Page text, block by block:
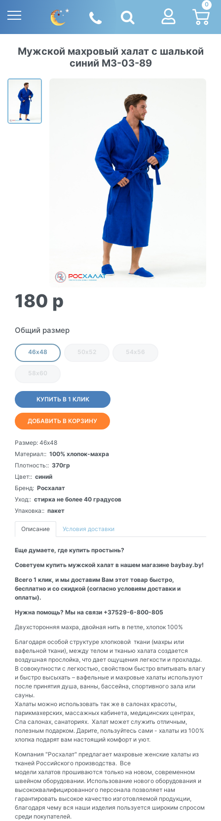
0
Мужской махровый халат с шалькой
синий М3-03-89
180 p
Общий размер
46х48 50х52 54х56
58х60
КУПИТЬ В 1 КЛИК
ДОБАВИТЬ В КОРЗИНУ
Размер: 46х48
Материал:: 100% хлопок-махра
Плотность:: 370гр
Цвет:: синий
Бренд: Росхалат
Уход:: стирка не более 40 градусов
Упаковка:: пакет
Описание Условия доставки
Еще думаете, где купить простынь?
Советуем купить мужской халат в нашем магазине baybay.by!
Всего 1 клик, и мы доставим Вам этот товар быстро,
бесплатно и со скидкой (согласно условиям доставки и
оплаты).
Нужна помощь? Мы на связи +37529-6-800-805
Двухсторонняя махра, двойная нить в петле, хлопок 100%
Благодаря особой структуре хлопковой ткани (махры или
вафельной ткани), между телом и тканью халата создается
воздушная прослойка, что дает ощущения легкости и прохлады.
В совокупности с легкостью, свойством быстро впитывать влагу
и быстро высыхать – вафельные и махровые халаты используют
после принятия душа, ванны, бассейна, спортивного зала или
сауны.
Халаты можно использовать так же в салонах красоты,
парикмахерских, массажных кабинета, медицинских центрах,
Спа салонах, санаториях. Халат может служить отличным,
полезным подарком. Дарите, пользуйтесь сами - халаты из 100%
хлопка подарят вам настоящий комфорт и уют.
Компания "Росхалат" предлагает махровые женские халаты из
тканей Российского производства. Все
модели халатов прошиваются только на новом, современном
швейном оборудовании. Использование нового оборудования и
высококвалифицированного персонала позволяет нам
гарантировать высокое качество изготовляемой продукции,
благодаря чему вся наши изделия пользуется широким спросом
среди покупателей.